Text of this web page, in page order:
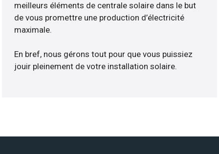
meilleurs éléments de centrale solaire dans le but
de vous promettre une production d’électricité
maximale.
En bref, nous gérons tout pour que vous puissiez
jouir pleinement de votre installation solaire.